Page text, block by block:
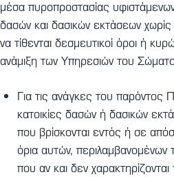
μέσα πυροπροστασίας
δασών και δασικών εκτάσεων χωρίς
να τίθενται δεσμευτικοί όροι ή
ανάμιξη των Υπηρεσιών του
Για τις ανάγκες του παρόντος
κατοικίες δασών ή δασικών
που βρίσκονται εντός ή σε
όρια αυτών,
που αν και δεν